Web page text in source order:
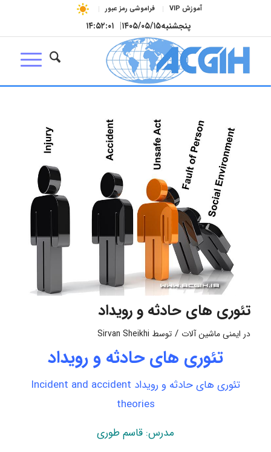
آموزش VIP فراموشی رمز عبور
پنجشنبه۱۴۰۵/۰۵/۱۵| ۱۴:۵۲:۰۲
تئوری های حادثه و رویداد
در ایمنی ماشین آلات / توسط Sirvan Sheikhi
تئوری های حادثه و رویداد
تئوری های حادثه و رویداد Incident and accident
theories
مدرس: قاسم طوری